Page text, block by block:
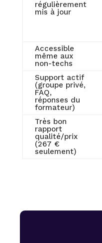
régulièrement
mis à jour
Accessible
même aux
non-techs
Support actif
(groupe privé,
FAQ,
réponses du
formateur)
Très bon
rapport
qualité/prix
(267 €
seulement)